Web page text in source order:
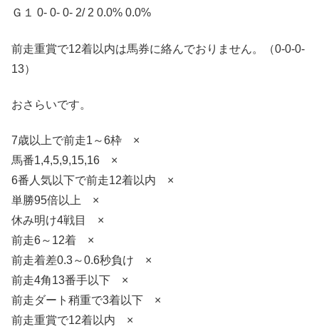
Ｇ１ 0- 0- 0- 2/ 2 0.0% 0.0%
前走重賞で12着以内は馬券に絡んでおりません。（0-0-0-
13）
おさらいです。
7歳以上で前走1～6枠 ×
馬番1,4,5,9,15,16 ×
6番人気以下で前走12着以内 ×
単勝95倍以上 ×
休み明け4戦目 ×
前走6～12着 ×
前走着差0.3～0.6秒負け ×
前走4角13番手以下 ×
前走ダート稍重で3着以下 ×
前走重賞で12着以内 ×